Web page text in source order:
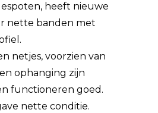
heeft nieuwe
nette banden met
netjes, voorzien van
ophanging zijn
functioneren goed.
nette conditie.